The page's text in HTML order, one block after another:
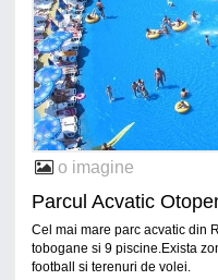
o imagine
Parcul Acvatic
Cel mai mare parc acvatic din
tobogane si 9 piscine.Exista
football si terenuri de volei.